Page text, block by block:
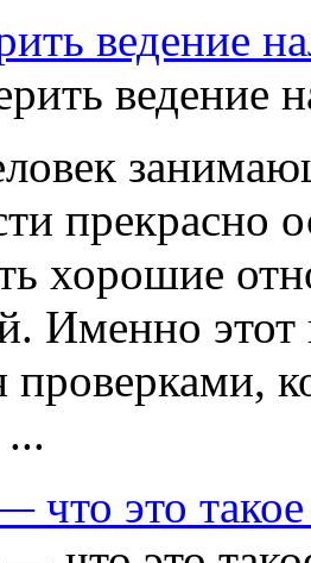
ведение
прекрасно
хорошие
Именно
проверками,
что это